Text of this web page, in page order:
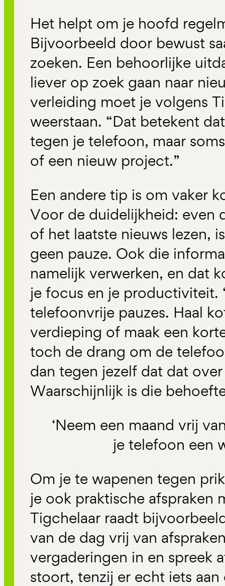
Het helpt om je hoofd
Bijvoorbeeld door bewust
zoeken. Een behoorlijke
liever op zoek gaan naar
verleiding moet je volgens
weerstaan. “Dat betekent
tegen je telefoon, maar
of een nieuw project.”
Een andere tip is om vaker
Voor de duidelijkheid: even
of het laatste nieuws lezen,
geen pauze. Ook die
namelijk verwerken, en dat
je focus en je productiviteit.
telefoonvrije pauzes. Haal
verdieping of maak een
toch de drang om de
dan tegen jezelf dat dat
Waarschijnlijk is die
‘Neem een maand vrij
je telefoon een
Om je te wapenen tegen
je ook praktische afspraken
Tigchelaar raadt
van de dag vrij van
vergaderingen in en spreek
stoort, tenzij er echt iets